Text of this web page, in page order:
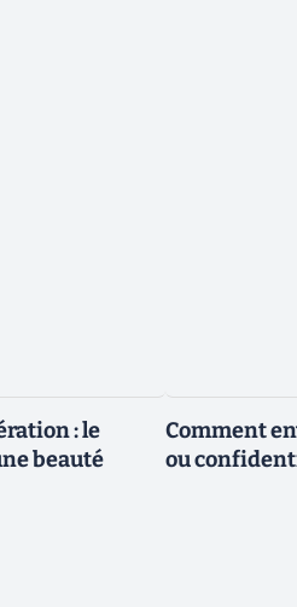
: le
beauté
Comment
ou